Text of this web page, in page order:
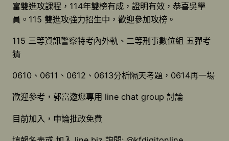
富雙進攻課程，114年雙榜有成，證明有效，恭喜吳學
員。115 雙進攻強力招生中，歡迎參加攻榜。
115 三等資訊警察特考內外軌、二等刑事數位組 五彈考
猜
0610、0611、0612、0613分析隔天考題，0614再一場
歡迎參考，郭富邀您專用 line chat group 討論
目前加入，申論批改免費